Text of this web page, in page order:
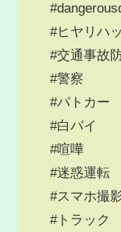
#ヒヤリハ
#交通事故
#警察
#パトカー
#白バイ
#喧嘩
#迷惑運転
#スマホ撮
#トラック